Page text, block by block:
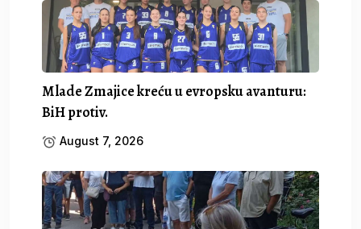
Mlade Zmajice kreću u evropsku avanturu:
BiH protiv.
August 7, 2026